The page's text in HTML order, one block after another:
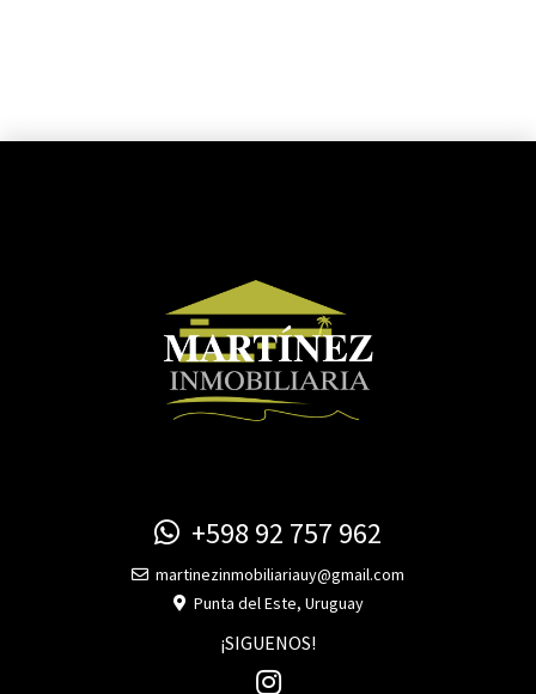
+598 92 757 962
martinezinmobiliariauy@gmail.com
Punta del Este, Uruguay
¡SIGUENOS!